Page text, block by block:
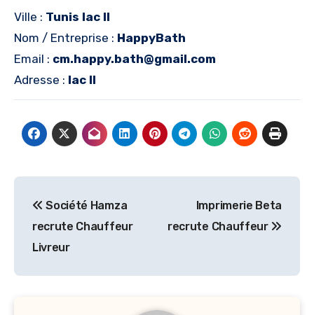
Ville : Tunis lac II
Nom / Entreprise : HappyBath
Email : cm.happy.bath@gmail.com
Adresse : lac II
de
l’article
Société Hamza
recrute Chauffeur
Livreur
Imprimerie Beta
recrute Chauffeur